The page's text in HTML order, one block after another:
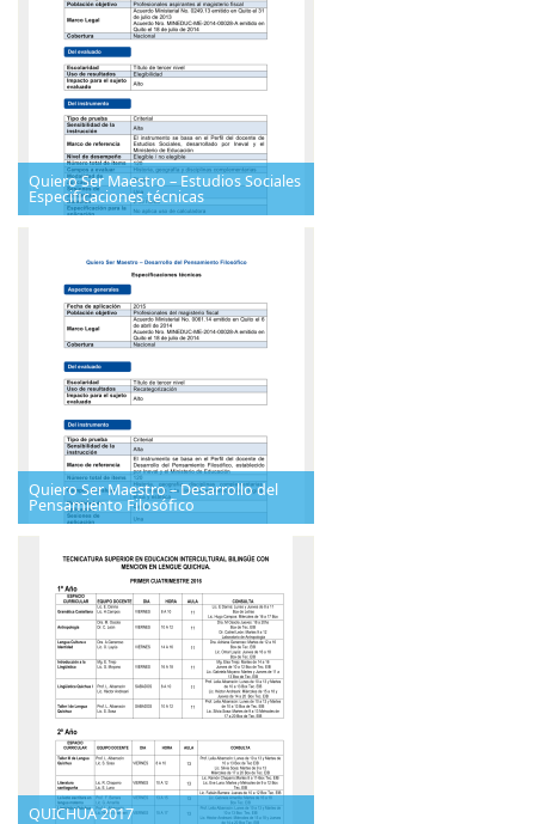
Quiero Ser Maestro – Estudios Sociales
Especificaciones técnicas
Quiero Ser Maestro – Desarrollo del
Pensamiento Filosófico
QUICHUA 2017